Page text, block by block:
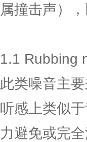
属撞击声）
1.1 Rubbing
此类噪音主
听感上类似
力避免或完